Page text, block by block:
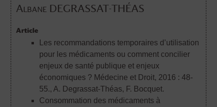
Albane DEGRASSAT-THÉAS
Article
Les recommandations temporaires d’utilisation
pour les médicaments ou comment concilier
enjeux de santé publique et enjeux
économiques ? Médecine et Droit, 2016 : 48-
55., A. Degrassat-Théas, F. Bocquet.
Consommation des médicaments à